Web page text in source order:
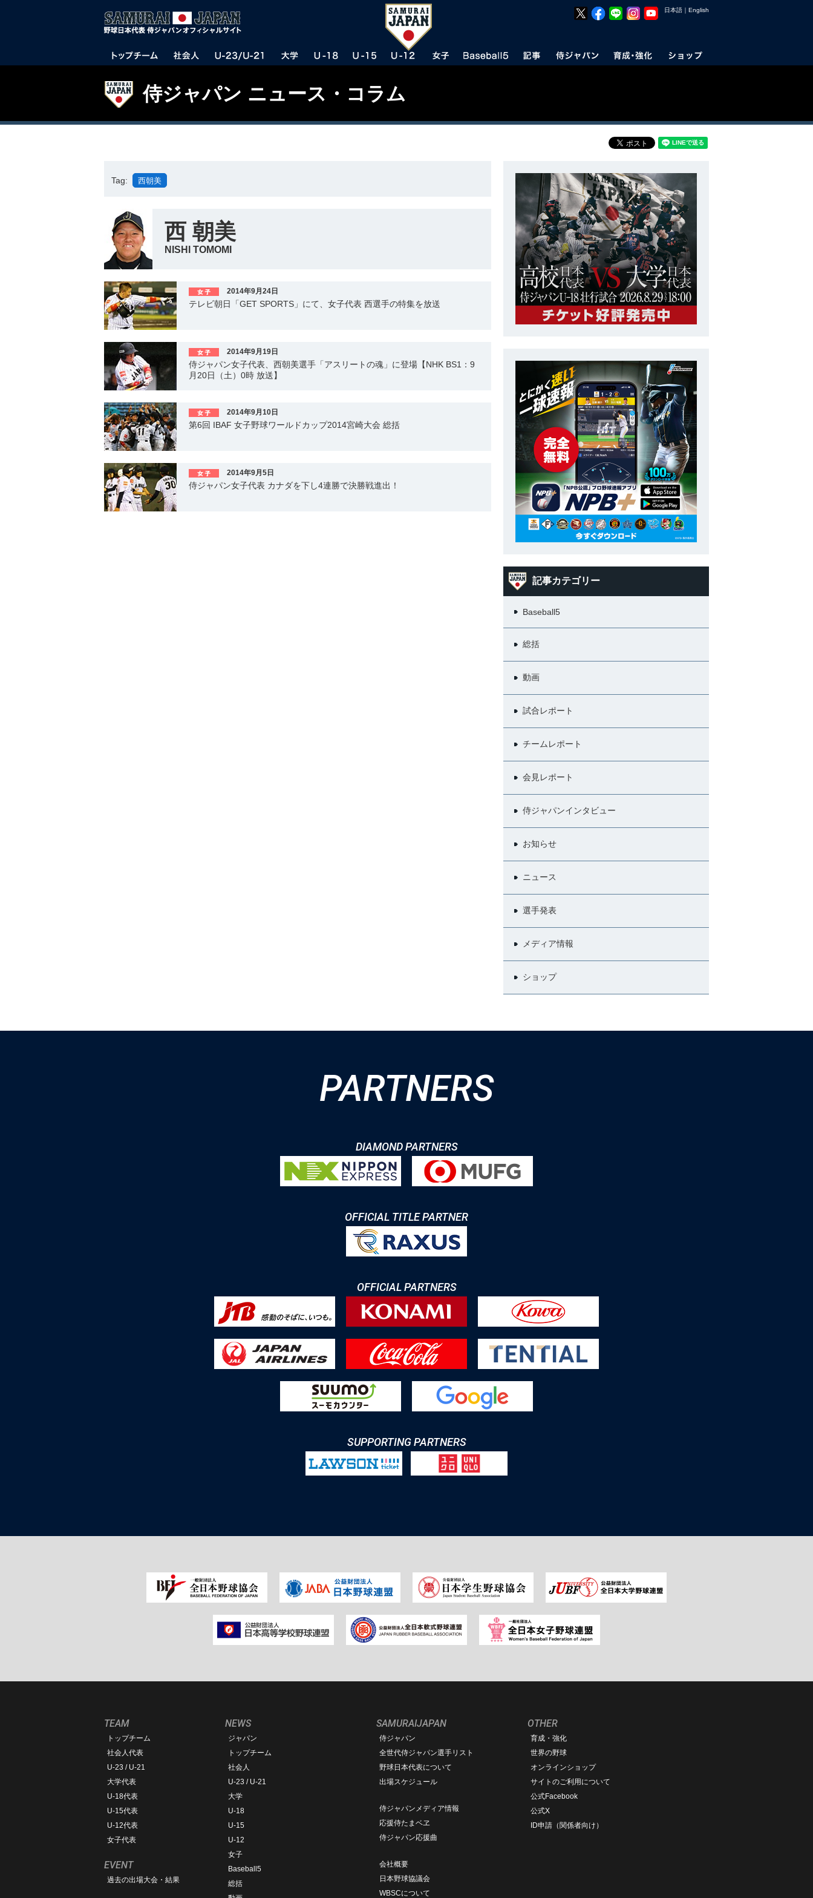
日本語 ｜ English
侍ジャパン ニュース・コラム
Tag: 西朝美
西 朝美
NISHI TOMOMI
2014年9月24日
テレビ朝日「GET SPORTS」にて、女子代表 西選手の特集を放送
2014年9月19日
侍ジャパン女子代表、西朝美選手「アスリートの魂」に登場【NHK BS1：9
月20日（土）0時 放送】
2014年9月10日
第6回 IBAF 女子野球ワールドカップ2014宮崎大会 総括
2014年9月5日
侍ジャパン女子代表 カナダを下し4連勝で決勝戦進出！
記事カテゴリー
Baseball5
総括
動画
試合レポート
チームレポート
会見レポート
侍ジャパンインタビュー
お知らせ
ニュース
選手発表
メディア情報
ショップ
PARTNERS
DIAMOND PARTNERS
OFFICIAL TITLE PARTNER
OFFICIAL PARTNERS
SUPPORTING PARTNERS
TEAM
トップチーム
社会人代表
U-23 / U-21
大学代表
U-18代表
U-15代表
U-12代表
女子代表
EVENT
過去の出場大会・結果
NEWS
ジャパン
トップチーム
社会人
U-23 / U-21
大学
U-18
U-15
U-12
女子
Baseball5
総括
SAMURAIJAPAN
侍ジャパン
全世代侍ジャパン選手リスト
野球日本代表について
出場スケジュール
侍ジャパンメディア情報
応援侍たまベヱ
侍ジャパン応援曲
会社概要
日本野球協議会
WBSCについて
OTHER
育成・強化
世界の野球
オンラインショップ
サイトのご利用について
公式Facebook
公式X
ID申請（関係者向け）